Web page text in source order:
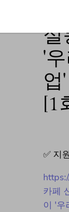
실
'
업
[1
✅ 지
카페
이 '우